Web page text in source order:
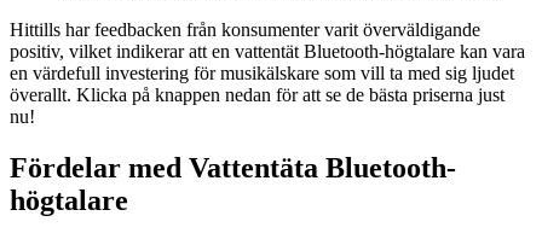
Hittills har feedbacken från konsumenter varit överväldigande
positiv, vilket indikerar att en vattentät Bluetooth-högtalare kan vara
en värdefull investering för musikälskare som vill ta med sig ljudet
överallt. Klicka på knappen nedan för att se de bästa priserna just
nu!
Fördelar med Vattentäta Bluetooth-
högtalare